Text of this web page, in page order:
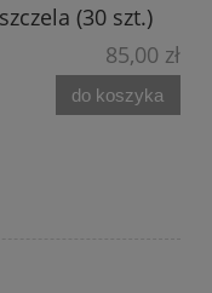
(30 szt.)
85,00 zł
do koszyka